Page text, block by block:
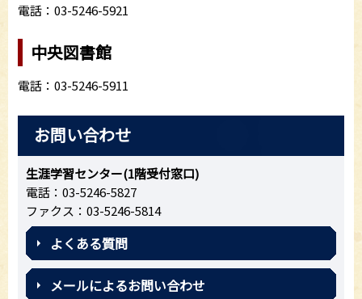
電話：03-5246-5921
中央図書館
電話：03-5246-5911
お問い合わせ
生涯学習センター(1階受付窓口)
電話：03-5246-5827
ファクス：03-5246-5814
よくある質問
メールによるお問い合わせ